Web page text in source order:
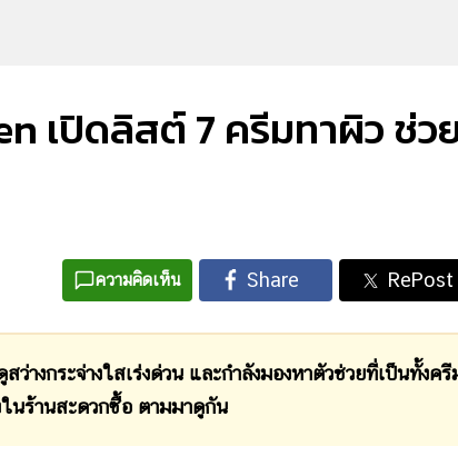
เปิดลิสต์ 7 ครีมทาผิว ช่ว
ความคิดเห็น
ระจ่างใสเร่งด่วน และกำลังมองหาตัวช่วยที่เป็นทั้งครี
นร้านสะดวกซื้อ ตามมาดูกัน